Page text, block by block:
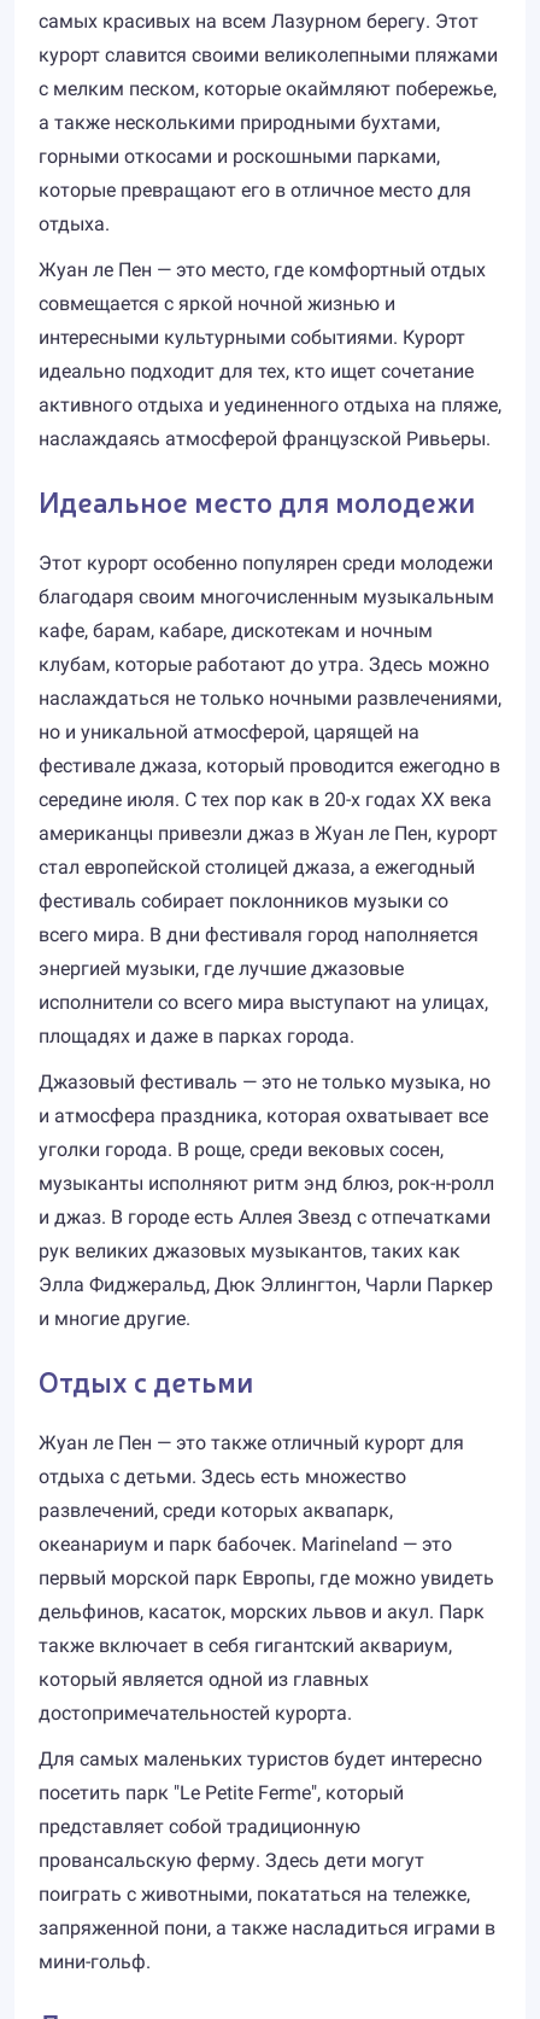
самых красивых на всем Лазурном берегу. Этот
курорт славится своими великолепными пляжами
с мелким песком, которые окаймляют побережье,
а также несколькими природными бухтами,
горными откосами и роскошными парками,
которые превращают его в отличное место для
отдыха.
Жуан ле Пен — это место, где комфортный отдых
совмещается с яркой ночной жизнью и
интересными культурными событиями. Курорт
идеально подходит для тех, кто ищет сочетание
активного отдыха и уединенного отдыха на пляже,
наслаждаясь атмосферой французской Ривьеры.
Идеальное место для молодежи
Этот курорт особенно популярен среди молодежи
благодаря своим многочисленным музыкальным
кафе, барам, кабаре, дискотекам и ночным
клубам, которые работают до утра. Здесь можно
наслаждаться не только ночными развлечениями,
но и уникальной атмосферой, царящей на
фестивале джаза, который проводится ежегодно в
середине июля. С тех пор как в 20-х годах XX века
американцы привезли джаз в Жуан ле Пен, курорт
стал европейской столицей джаза, а ежегодный
фестиваль собирает поклонников музыки со
всего мира. В дни фестиваля город наполняется
энергией музыки, где лучшие джазовые
исполнители со всего мира выступают на улицах,
площадях и даже в парках города.
Джазовый фестиваль — это не только музыка, но
и атмосфера праздника, которая охватывает все
уголки города. В роще, среди вековых сосен,
музыканты исполняют ритм энд блюз, рок-н-ролл
и джаз. В городе есть Аллея Звезд с отпечатками
рук великих джазовых музыкантов, таких как
Элла Фиджеральд, Дюк Эллингтон, Чарли Паркер
и многие другие.
Отдых с детьми
Жуан ле Пен — это также отличный курорт для
отдыха с детьми. Здесь есть множество
развлечений, среди которых аквапарк,
океанариум и парк бабочек. Marineland — это
первый морской парк Европы, где можно увидеть
дельфинов, касаток, морских львов и акул. Парк
также включает в себя гигантский аквариум,
который является одной из главных
достопримечательностей курорта.
Для самых маленьких туристов будет интересно
посетить парк "Le Petite Ferme", который
представляет собой традиционную
провансальскую ферму. Здесь дети могут
поиграть с животными, покататься на тележке,
запряженной пони, а также насладиться играми в
мини-гольф.